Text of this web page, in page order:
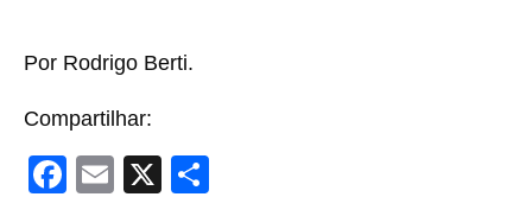
Por Rodrigo Berti.
Compartilhar:
F
E
X